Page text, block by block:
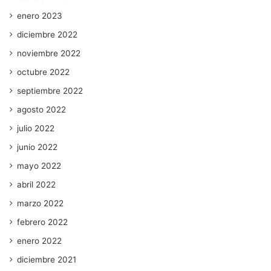
enero 2023
diciembre 2022
noviembre 2022
octubre 2022
septiembre 2022
agosto 2022
julio 2022
junio 2022
mayo 2022
abril 2022
marzo 2022
febrero 2022
enero 2022
diciembre 2021